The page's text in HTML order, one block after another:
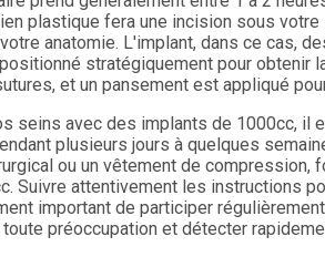
plastique fera une incision sous
anatomie. L'implant, dans ce cas,
stratégiquement pour
et un pansement est appliqué
seins avec des implants de 1000cc, il
plusieurs jours à quelques
ou un vêtement de
Suivre attentivement les instructions
important de participer
préoccupation et détecter